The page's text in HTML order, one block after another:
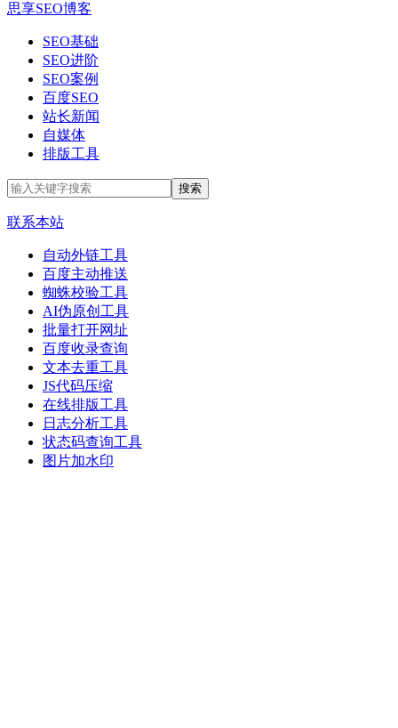
思享SEO博客
SEO基础
SEO进阶
SEO案例
百度SEO
站长新闻
自媒体
排版工具
联系本站
自动外链工具
百度主动推送
蜘蛛校验工具
AI伪原创工具
批量打开网址
百度收录查询
文本去重工具
JS代码压缩
在线排版工具
日志分析工具
状态码查询工具
图片加水印